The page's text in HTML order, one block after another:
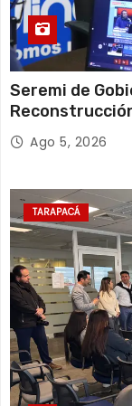
Seremi de
y el empleo en
Ago 5, 2026
TARAPACÁ